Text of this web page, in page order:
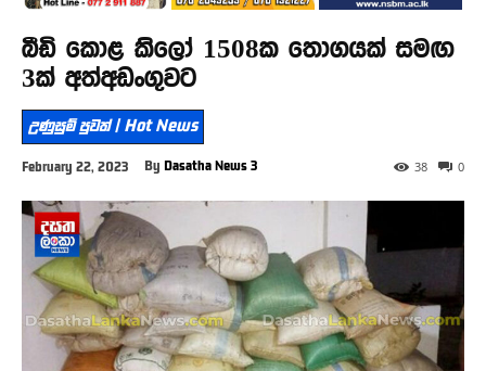
බීඩි කොළ කිලෝ 1508ක තොගයක් සමඟ
3ක් අත්අඩංගුවට
උණුසුම් පුවත් | Hot News
February 22, 2023 By Dasatha News 3 0
38